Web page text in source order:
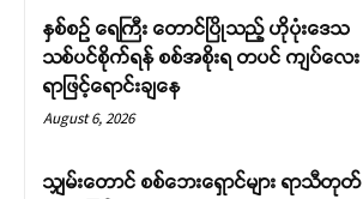
နှစ်စဉ် ရေကြီး တောင်ပြိုသည့် ဟိုပုံးဒေသ
သစ်ပင်စိုက်ရန် စစ်အစိုးရ တပင် ကျပ်လေး
ရာဖြင့်ရောင်းချနေ
August 6, 2026
သျှမ်းတောင် စစ်ဘေးရှောင်များ ရာသီတုတ်